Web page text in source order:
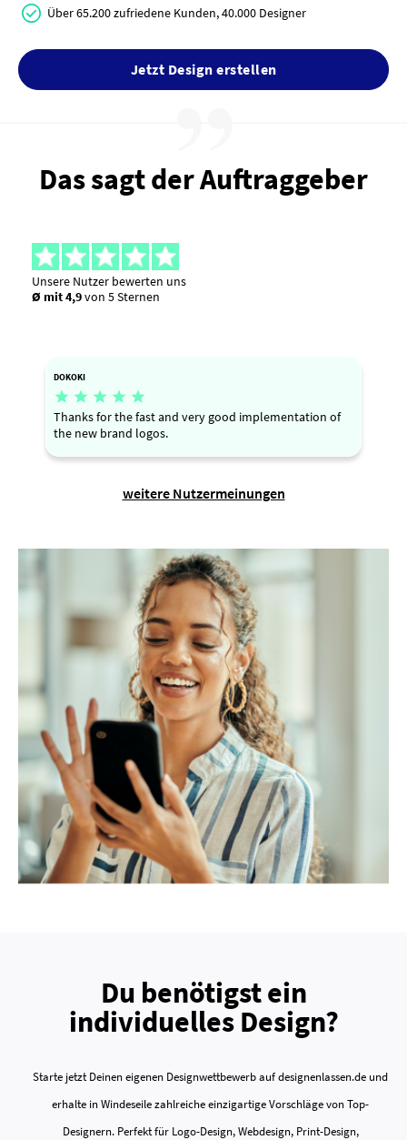
Über 65.200 zufriedene Kunden, 40.000 Designer
Jetzt Design erstellen
Das sagt der Auftraggeber
Unsere Nutzer bewerten uns
Ø mit 4,9von 5 Sternen
DOKOKI
    
Thanks for the fast and very good implementation of
the new brand logos.
weitere Nutzermeinungen
Du benötigst ein
individuelles Design?
Starte jetzt Deinen eigenen Designwettbewerb auf designenlassen.de und
erhalte in Windeseile zahlreiche einzigartige Vorschläge von Top-
Designern. Perfekt für Logo-Design, Webdesign, Print-Design,